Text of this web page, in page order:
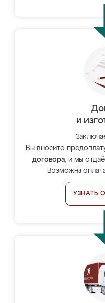
и
Вы вносите
договора, и мы
Возможна
УЗНАТЬ